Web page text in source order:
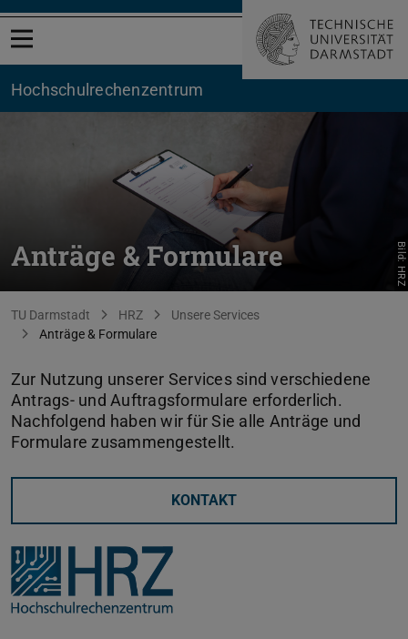
Menü öffnen
Hochschul­rechenzentrum
Anträge & Formulare Bild: HRZ
Sie befinden sich hier:
TU Darmstadt HRZ
Unsere Services
Anträge & Formulare
Zur Nutzung unserer Services sind verschiedene
Antrags- und Auftragsformulare erforderlich.
Nachfolgend haben wir für Sie alle Anträge und
Formulare zusammengestellt.
KONTAKT